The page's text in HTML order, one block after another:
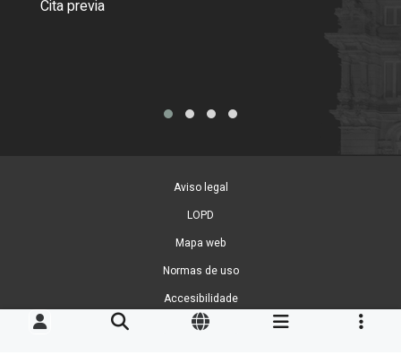
Cita previa
Aviso legal
LOPD
Mapa web
Normas de uso
Accesibilidade
Xestión de cookies